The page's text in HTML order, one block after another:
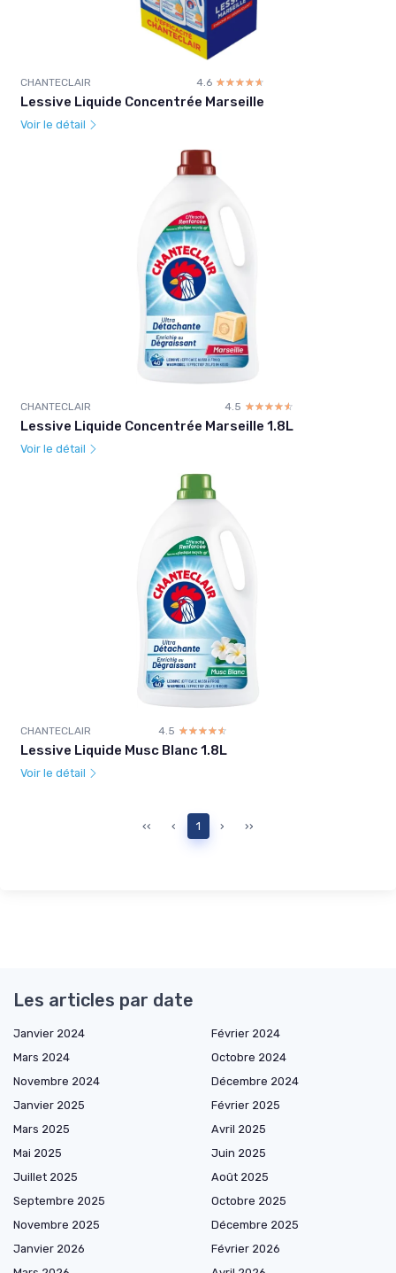
CHANTECLAIR 4.6 ☆☆☆☆☆
★★★★★
Lessive Liquide Concentrée Marseille
Voir le détail
CHANTECLAIR 4.5 ☆☆☆☆☆
★★★★★
Lessive Liquide Concentrée Marseille 1.8L
Voir le détail
CHANTECLAIR 4.5 ☆☆☆☆☆
★★★★★
Lessive Liquide Musc Blanc 1.8L
Voir le détail
‹‹ ‹ 1 › ››
Les articles par date
Janvier 2024
Février 2024
Mars 2024
Octobre 2024
Novembre 2024
Décembre 2024
Janvier 2025
Février 2025
Mars 2025
Avril 2025
Mai 2025
Juin 2025
Juillet 2025
Août 2025
Septembre 2025
Octobre 2025
Novembre 2025
Décembre 2025
Janvier 2026
Février 2026